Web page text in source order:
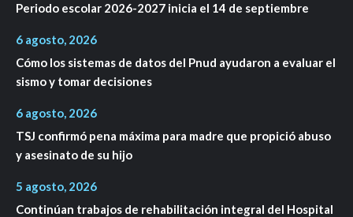
Periodo escolar 2026-2027 inicia el 14 de septiembre
6 agosto, 2026
Cómo los sistemas de datos del Pnud ayudaron a evaluar el
sismo y tomar decisiones
6 agosto, 2026
TSJ confirmó pena máxima para madre que propició abuso
y asesinato de su hijo
5 agosto, 2026
Continúan trabajos de rehabilitación integral del Hospital